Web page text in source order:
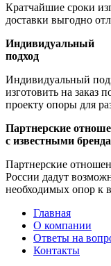
Кратчайшие сроки
доставки выгодно
Индивидуальный
подход
Индивидуальный
изготовить на заказ
проекту опоры для
Партнерские
с известными
Партнерские
России дадут
необходимых опор к
Главная
О компании
Ответы на
Контакты